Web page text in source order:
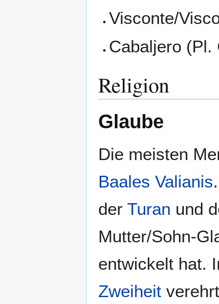
Visconte/
Cabaljero (Pl.
Religion
Glaube
Die meisten
Baales Valianis
der Turan und
Mutter/Sohn-
entwickelt hat.
Zweiheit